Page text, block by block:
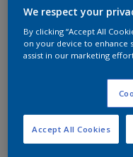
te bestellen. Houd de
We respect your
By clicking “Accept All
on your device to enhance
assist in our marketing
Accept All Cookies